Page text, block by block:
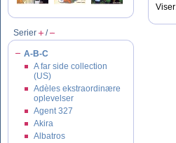
Serier /
A-B-C
A far side collection
(US)
Adèles ekstraordinære
oplevelser
Agent 327
Akira
Albatros